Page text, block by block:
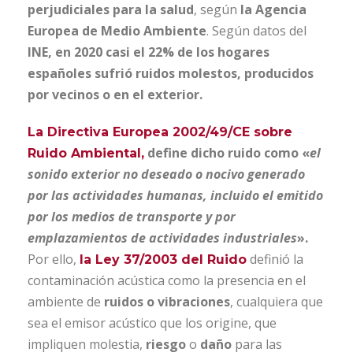
perjudiciales para la salud, según la Agencia
Europea de Medio Ambiente. Según datos del
INE, en 2020 casi el 22% de los hogares
españoles sufrió ruidos molestos, producidos
por vecinos o en el exterior.
La Directiva Europea 2002/49/CE sobre
Ruido Ambiental, define dicho ruido como «el
sonido exterior no deseado o nocivo generado
por las actividades humanas, incluido el emitido
por los medios de transporte y por
emplazamientos de actividades industriales».
Por ello, la Ley 37/2003 del Ruido definió la
contaminación acústica como la presencia en el
ambiente de ruidos o vibraciones, cualquiera que
sea el emisor acústico que los origine, que
impliquen molestia, riesgoo daño para las